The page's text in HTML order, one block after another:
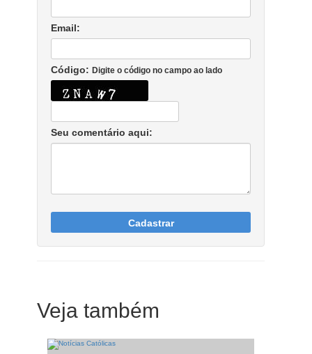
Email:
Código: Digite o código no campo ao lado
Seu comentário aqui:
Cadastrar
Veja também